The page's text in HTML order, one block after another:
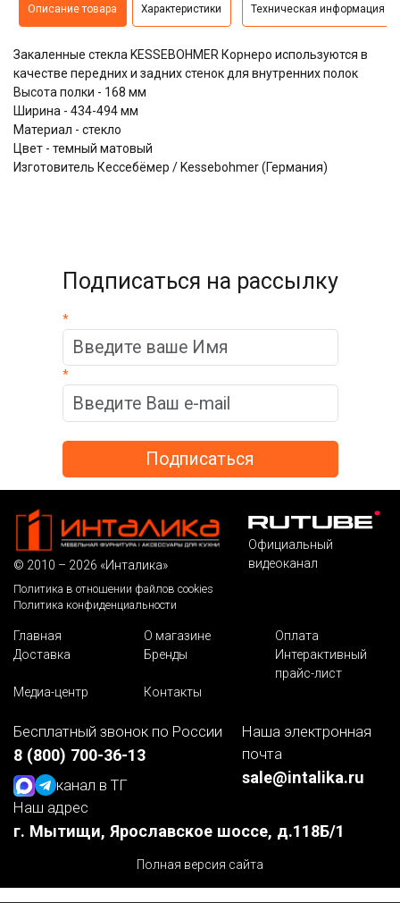
Описание товара Характеристики Техническая информация
Закаленные стекла KESSEBOHMER Корнеро используются в
качестве передних и задних стенок для внутренних полок
Высота полки - 168 мм
Ширина - 434-494 мм
Материал - стекло
Цвет - темный матовый
Изготовитель Кессебёмер / Kessebohmer (Германия)
Подписаться на рассылку
*
*
© 2010 – 2026 «Инталика»
Политика в отношении файлов cookies
Политика конфиденциальности
Официальный
видеоканал
Главная О магазине
Оплата
Доставка
Бренды
Интерактивный
прайс-лист
Медиа-центр
Контакты
Бесплатный звонок по России
8 (800) 700-36-13
канал в ТГ
Наша электронная
почта
sale@intalika.ru
Наш адрес
г. Мытищи, Ярославское шоссе, д.118Б/1
Полная версия сайта